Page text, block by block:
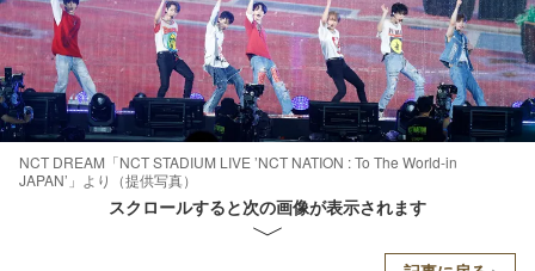
NCT DREAM「NCT STADIUM LIVE ’NCT NATION : To The World-in
JAPAN’」より（提供写真）
スクロールすると次の画像が表示されます